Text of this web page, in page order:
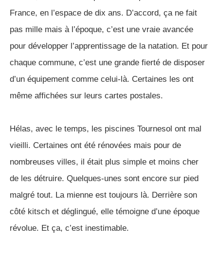
France, en l’espace de dix ans. D’accord, ça ne fait
pas mille mais à l’époque, c’est une vraie avancée
pour développer l’apprentissage de la natation. Et pour
chaque commune, c’est une grande fierté de disposer
d’un équipement comme celui-là. Certaines les ont
même affichées sur leurs cartes postales.
Hélas, avec le temps, les piscines Tournesol ont mal
vieilli. Certaines ont été rénovées mais pour de
nombreuses villes, il était plus simple et moins cher
de les détruire. Quelques-unes sont encore sur pied
malgré tout. La mienne est toujours là. Derrière son
côté kitsch et déglingué, elle témoigne d’une époque
révolue. Et ça, c’est inestimable.